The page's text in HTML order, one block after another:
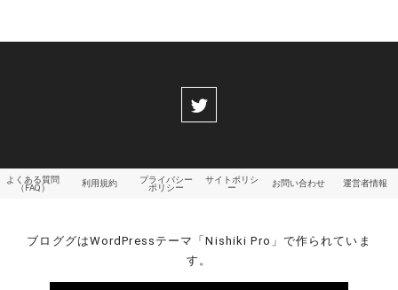
よくある質問
（FAQ）
利用規約
プライバシー
ポリシー
サイトポリシ
ー
お問い合わせ 運営者情報
ブロググはWordPressテーマ「Nishiki Pro」で作られていま
す。